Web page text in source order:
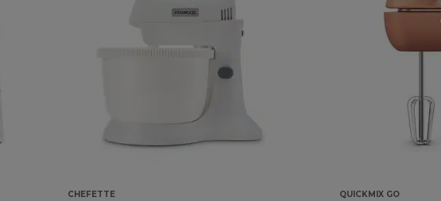
CHEFETTE QUICKMIX GO